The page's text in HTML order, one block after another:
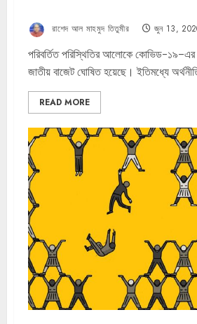
রাশেদ আল মাহমুদ তিতুমীর জুন 13,
পরিবর্তিত পরিস্থিতির আলোকে কোভিড-
জাতীয় বাজেট ঘোষিত হয়েছে। ইতিমধ্যে
READ MORE